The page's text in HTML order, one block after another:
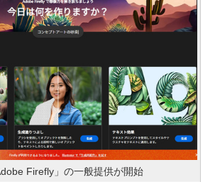
Firefly」の一般提供が開始